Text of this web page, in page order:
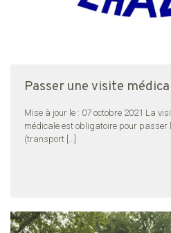
Passer une visite
Mise à jour le : 07 octobre 2021 La
médicale est obligatoire pour passer
(transport […]